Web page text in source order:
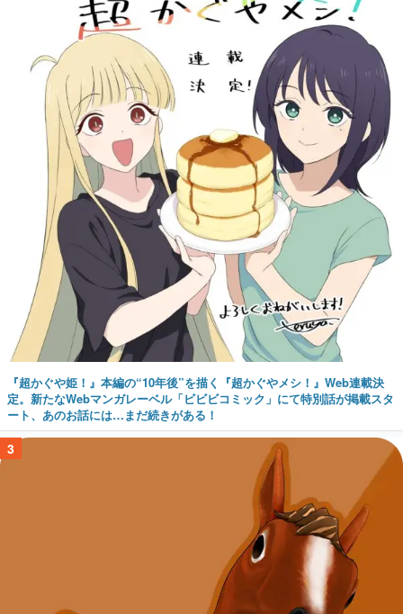
『超かぐや姫！』本編の“10年後”を描く『超かぐやメシ！』Web連載決
定。新たなWebマンガレーベル「ビビビコミック」にて特別話が掲載スタ
ート、あのお話には…まだ続きがある！
3